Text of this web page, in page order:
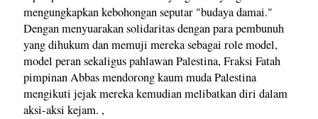
mengungkapkan kebohongan seputar "budaya damai."
Dengan menyuarakan solidaritas dengan para pembunuh
yang dihukum dan memuji mereka sebagai role model,
model peran sekaligus pahlawan Palestina, Fraksi Fatah
pimpinan Abbas mendorong kaum muda Palestina
mengikuti jejak mereka kemudian melibatkan diri dalam
aksi-aksi kejam. ,